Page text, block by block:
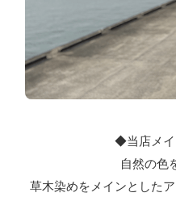
◆当店メ
自然の色
草木染めをメインとした